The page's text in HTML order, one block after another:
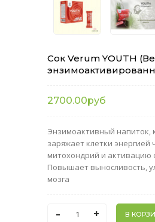
Сок Verum YOUTH
2700.00руб
Энзимоактивный напиток,
заряжает клетки
митохондрий и активацию
Повышает выносливость,
мозга
- +